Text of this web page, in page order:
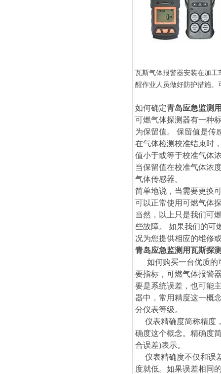
瓦斯气体报警器安装在加
醒作业人员做好防护措施
如何确定青岛应急监测
可燃气体探测器有一种
为保留值。 保留值是传
在气体检测校准结束时
值小于或等于校准气体
当保留值在校准气体浓
气体传感器。
简单地说，当需要更换
可以正常使用可燃气体
当然，以上只是我们可
些故障。 如果我们的可
况为您提供相应的维修
青岛应急监测用瓦斯探
如何购买一台优质的
要指标，可燃气体报警
要是系统误差，也可能
器中，常用精度这一概
分仪表等级。
仪表精确度简称精度
确度这个概念。精确度
合误差)表示。
仪表精确度不仅和误
度就低。如果误差相同